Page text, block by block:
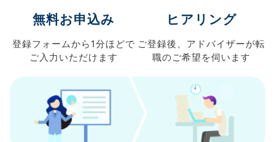
無料お申込み
登録フォームから 1分ほどで
ご入力 いただけます
ヒアリング
ご登録後、 アドバイザーが転
職のご希望を伺います